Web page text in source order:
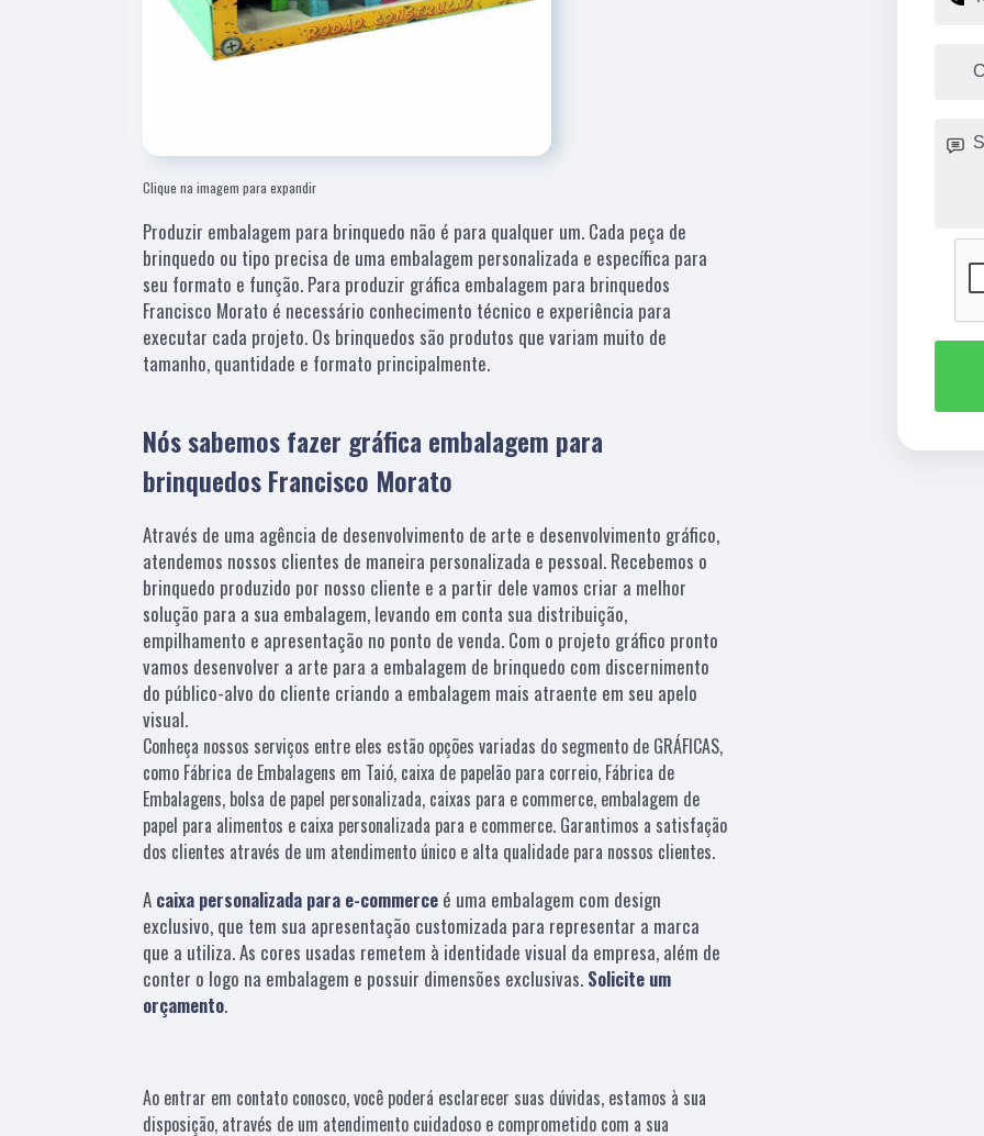
Clique na imagem para expandir
Produzir embalagem para brinquedo não é para qualquer um. Cada peça de
brinquedo ou tipo precisa de uma embalagem personalizada e específica para
seu formato e função. Para produzir gráfica embalagem para brinquedos
Francisco Morato é necessário conhecimento técnico e experiência para
executar cada projeto. Os brinquedos são produtos que variam muito de
tamanho, quantidade e formato principalmente.
Nós sabemos fazer gráfica embalagem para
brinquedos Francisco Morato
Através de uma agência de desenvolvimento de arte e desenvolvimento gráfico,
atendemos nossos clientes de maneira personalizada e pessoal. Recebemos o
brinquedo produzido por nosso cliente e a partir dele vamos criar a melhor
solução para a sua embalagem, levando em conta sua distribuição,
empilhamento e apresentação no ponto de venda. Com o projeto gráfico pronto
vamos desenvolver a arte para a embalagem de brinquedo com discernimento
do público-alvo do cliente criando a embalagem mais atraente em seu apelo
visual.
Conheça nossos serviços entre eles estão opções variadas do segmento de GRÁFICAS,
como Fábrica de Embalagens em Taió, caixa de papelão para correio, Fábrica de
Embalagens, bolsa de papel personalizada, caixas para e commerce, embalagem de
papel para alimentos e caixa personalizada para e commerce. Garantimos a satisfação
dos clientes através de um atendimento único e alta qualidade para nossos clientes.
A caixa personalizada para e-commerce é uma embalagem com design
exclusivo, que tem sua apresentação customizada para representar a marca
que a utiliza. As cores usadas remetem à identidade visual da empresa, além de
conter o logo na embalagem e possuir dimensões exclusivas. Solicite um
orçamento.
Ao entrar em contato conosco, você poderá esclarecer suas dúvidas, estamos à sua
disposição, através de um atendimento cuidadoso e comprometido com a sua